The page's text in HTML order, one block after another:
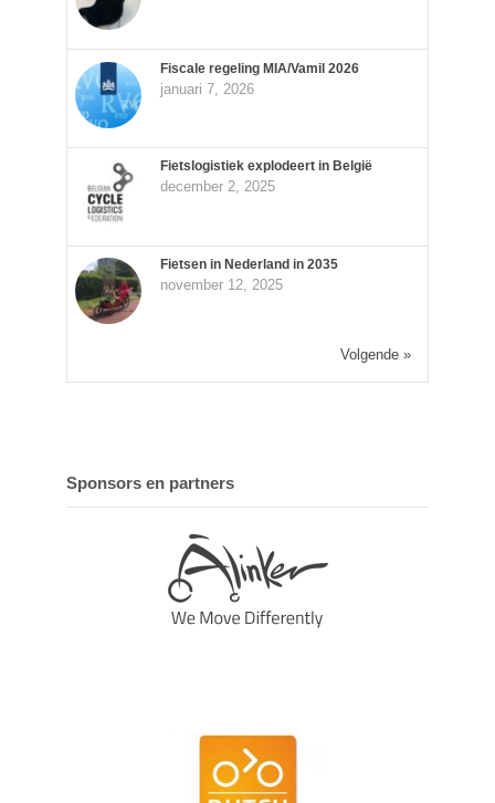
Fiscale regeling MIA/Vamil 2026
januari 7, 2026
Fietslogistiek explodeert in België
december 2, 2025
Fietsen in Nederland in 2035
november 12, 2025
Volgende »
Sponsors en partners